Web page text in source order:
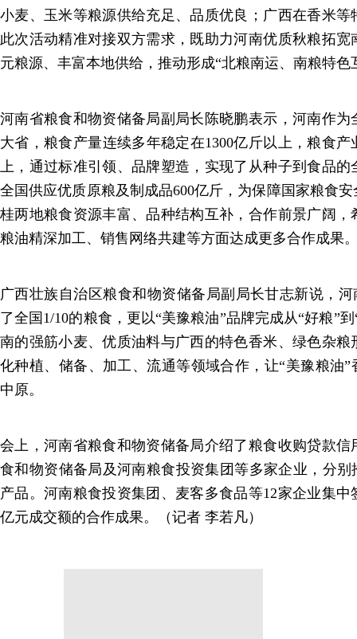
小麦、玉米等粮源供给充足、品质优良；广西在香米
此次活动精准对接双方需求，既助力河南优质秋粮拓
元粮源、丰富本地供给，推动形成“北粮南运、南粮特色
河南省粮食和物资储备局副局长陈晓鹏表示，河南作
大省，粮食产量连续多年稳定在1300亿斤以上，粮食产
上，通过标准引领、品牌塑造，实现了从种子到食品
全国供应优质原粮及制成品600亿斤，为保障国家粮食
桂两地粮食资源丰富、品种结构互补，合作前景广阔
粮油精深加工、销售网络共建等方面达成更多合作成果
广西壮族自治区粮食和物资储备局副局长甘志新说，
了全国1/10的粮食，更以“美豫粮油”品牌完成从“好粮”
南的强筋小麦、优质油料与广西的特色香米、绿色杂
化种植、储备、加工、流通等领域合作，让“美豫粮油”
中原。
会上，河南省粮食和物资储备局介绍了粮食收购贷款
食和物资储备局及河南粮食投资集团等多家企业，分别
产品。河南粮食投资集团、麦客多食品等12家企业集中
亿元成交额的合作成果。
（记者 李若凡）